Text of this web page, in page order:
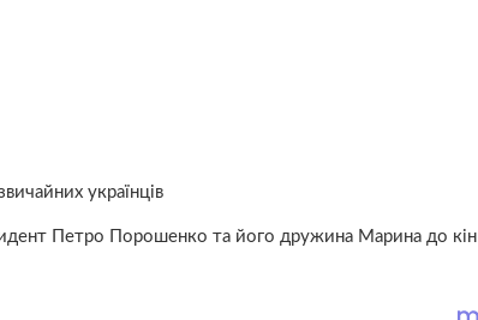
українців
Петро Порошенко та його дружина Марина до